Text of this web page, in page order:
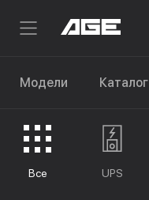
Модели Каталог
Все UPS